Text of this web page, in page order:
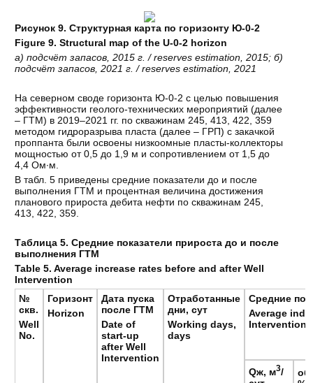
Рисунок 9. Структурная карта по горизонту Ю-0-2
Figure 9. Structural map of the U-0-2 horizon
а)подсчёт запасов , 2015г . / reserves estimation, 2015;б)
подсчёт запасов , 2021г . / reserves estimation, 2021
На северном своде горизонта Ю-0-2 с целью повышения
эффективности геолого-технических мероприятий (далее
– ГТМ) в 2019–2021 гг. по скважинам 245, 413, 422, 359
методом гидроразрыва пласта (далее – ГРП) с закачкой
проппанта были освоены низкоомные пласты-коллекторы
мощностью от 0,5 до 1,9 м и сопротивлением от 1,5 до
4,4 Ом∙м.
В табл. 5 приведены средние показатели до и после
выполнения ГТМ и процентная величина достижения
планового прироста дебита нефти по скважинам 245,
413, 422, 359.
Таблица 5. Средние показатели прироста до и после
выполнения ГТМ
Table 5. Average increase rates before and after Well
Intervention
№
скв.
Well
No.
Горизонт
Horizon
Дата пуска
после ГТМ
Date of
start-up
after Well
Intervention
Отработанные
дни, сут
Working days,
days
Средние
Average
Intervention
Qж, м3/